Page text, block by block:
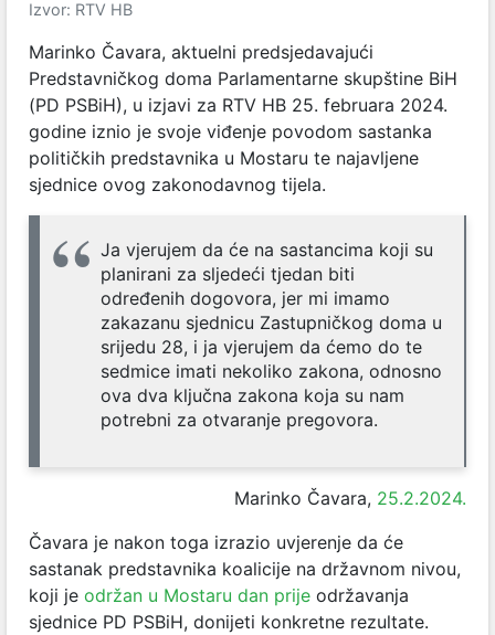
Izvor: RTV HB
Marinko Čavara, aktuelni predsjedavajući
Predstavničkog doma Parlamentarne skupštine BiH
(PD PSBiH), u izjavi za RTV HB 25. februara 2024.
godine iznio je svoje viđenje povodom sastanka
političkih predstavnika u Mostaru te najavljene
sjednice ovog zakonodavnog tijela.
Ja vjerujem da će na sastancima koji su
planirani za sljedeći tjedan biti
određenih dogovora, jer mi imamo
zakazanu sjednicu Zastupničkog doma u
srijedu 28, i ja vjerujem da ćemo do te
sedmice imati nekoliko zakona, odnosno
ova dva ključna zakona koja su nam
potrebni za otvaranje pregovora.
Marinko Čavara, 25.2.2024.
Čavara je nakon toga izrazio uvjerenje da će
sastanak predstavnika koalicije na državnom nivou,
koji je održan u Mostaru dan prije održavanja
sjednice PD PSBiH, donijeti konkretne rezultate.